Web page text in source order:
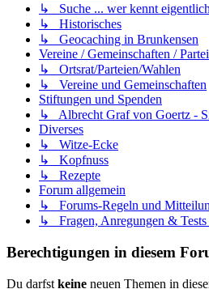
↳ Suche ... wer kennt
↳ Historisches
↳ Geocaching in Brunkensen
Vereine / Gemeinschaften /
↳ Ortsrat/Parteien/Wahlen
↳ Vereine und Gemeinschaften
Stiftungen und Spenden
↳ Albrecht Graf von Goertz -
Diverses
↳ Witze-Ecke
↳ Kopfnuss
↳ Rezepte
Forum allgemein
↳ Forums-Regeln und
↳ Fragen, Anregungen & Tests
Berechtigungen in diesem
Du darfst keine neuen Themen in